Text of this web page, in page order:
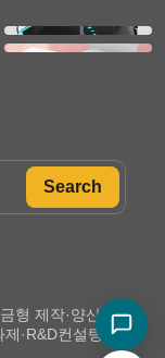
Search
금형 제작·양산 준비
제·R&D컨설팅